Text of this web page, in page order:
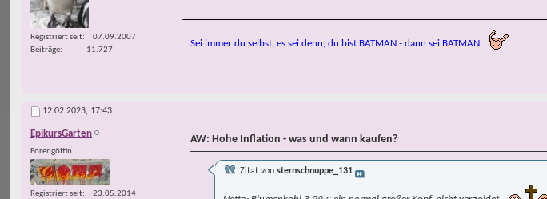
Registriert seit
07.09.2007
Beiträge
11.727
Sei immer du selbst, es sei denn, du bist BATMAN - dann sei BATMAN
12.02.2023, 17:43
EpikursGarten
Forengöttin
Registriert seit
23.05.2014
AW: Hohe Inflation - was und wann kaufen?
Zitat von sternschnuppe_131